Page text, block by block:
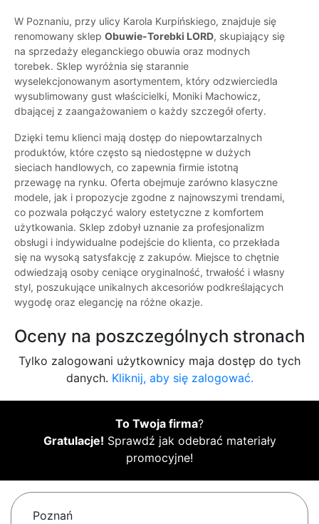
W Poznaniu, przy ulicy Karola Kurpińskiego, znajduje się
renomowany sklep Obuwie-Torebki LORD, skupiający się
na sprzedaży eleganckiego obuwia oraz modnych
torebek. Sklep wyróżnia się starannie
wyselekcjonowanym asortymentem, który odzwierciedla
wysublimowany gust właścicielki, Moniki Machowicz,
dbającej z zaangażowaniem o każdy szczegół oferty.
Dzięki temu klienci mają dostęp do niepowtarzalnych
produktów, które często są niedostępne w dużych
sieciach handlowych, co zapewnia firmie istotną
przewagę na rynku. Oferta obejmuje zarówno klasyczne
modele, jak i propozycje zgodne z najnowszymi trendami,
co pozwala połączyć walory estetyczne z komfortem
użytkowania. Sklep zdobył uznanie za profesjonalizm
obsługi i indywidualne podejście do klienta, co przekłada
się na wysoką satysfakcję z zakupów. Miejsce to chętnie
odwiedzają osoby ceniące oryginalność, trwałość i własny
styl, poszukujące unikalnych akcesoriów podkreślających
wygodę oraz elegancję na różne okazje.
Oceny na poszczególnych stronach
Tylko zalogowani użytkownicy maja dostęp do tych
danych. Kliknij, aby się zalogować.
To Twoja firma?
Gratulacje! Sprawdź jak odebrać materiały
promocyjne!
Poznań